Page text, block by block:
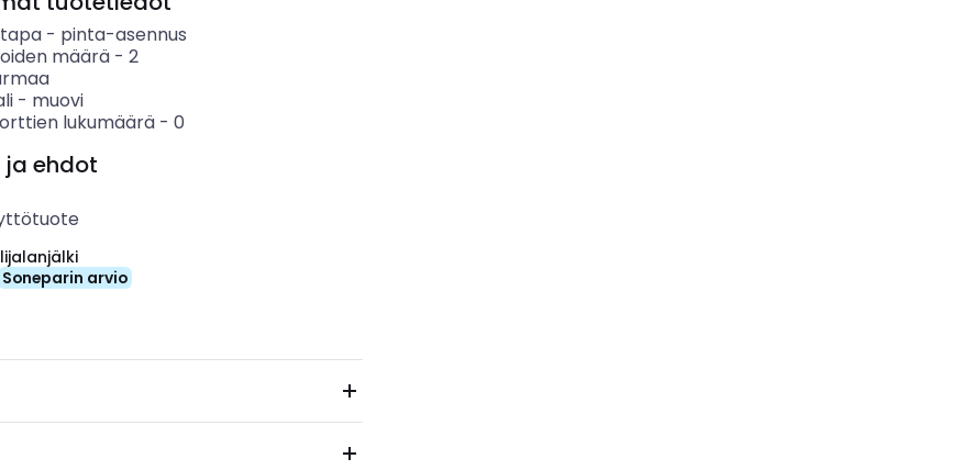
- pinta-asennus
määrä- 2
- muovi
lukumäärä- 0
ja ehdot
Soneparin arvio